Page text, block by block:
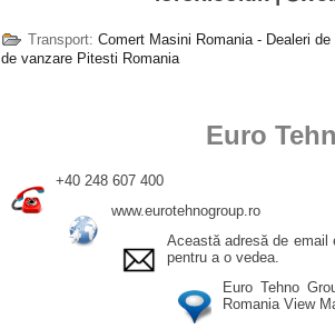
Transport: Comert Masini Romania - Dealeri
de vanzare Pitesti Romania
Euro
+40 248 607 400
www.eurotehnogroup.ro
Această adresă de
pentru a o vedea.
Euro Tehno
RomaniaView